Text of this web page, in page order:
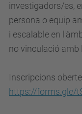
investigadors/es,
persona o equip
i escalable en
no vinculació amb
Inscripcions
https://forms.gle/